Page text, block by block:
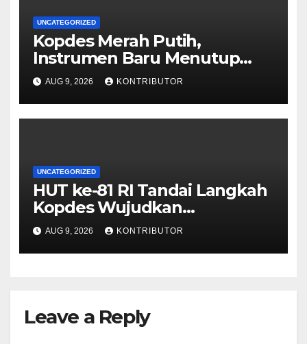
UNCATEGORIZED
Kopdes Merah Putih,
Instrumen Baru Menutup
Celah Nepotisme Penyaluran
Bansos
AUG 9, 2026 KONTRIBUTOR
UNCATEGORIZED
HUT ke-81 RI Tandai Langkah
Kopdes Wujudkan
Kedaulatan Pangan dari Akar
Rumput
AUG 9, 2026 KONTRIBUTOR
Leave a Reply